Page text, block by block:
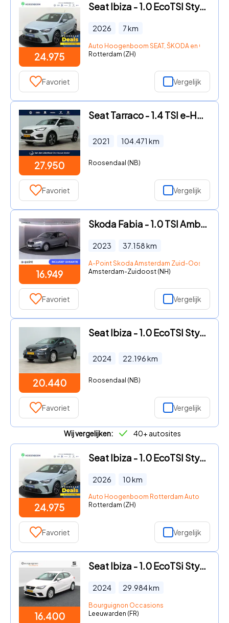
24.975
Seat Ibiza - 1.0 EcoTSI Style Plus
2026 7km
Auto Hoogenboom SEAT, ŠKODA en
Rotterdam (ZH)
Favoriet Vergelijk
27.950
Seat Tarraco - 1.4 TSI e-Hybrid PHEV FR Trekhaak | 360Camera | Keyless | Me
2021 104.471 km
Roosendaal (NB)
Favoriet Vergelijk
16.949
Skoda Fabia - 1.0 TSI Ambition 95 pk | Navigatie via App | Parkeersensoren
2023 37.158km
A-Point Skoda Amsterdam Zuid-Oost
Amsterdam-Zuidoost (NH)
Favoriet Vergelijk
20.440
Seat Ibiza - 1.0 EcoTSI Style Business Connect | LED | Stoelverw. | Andro
2024 22.196km
Roosendaal (NB)
Favoriet Vergelijk
Wij vergelijken: 40+ autosites
24.975
Seat Ibiza - 1.0 EcoTSI Style Plus
2026 10km
Auto Hoogenboom Rotterdam Autostrada
Rotterdam (ZH)
Favoriet Vergelijk
16.400
Seat Ibiza - 1.0 EcoTSi Style | Cruise Control | Airco | Parkeersensoren
2024 29.984km
Bourguignon Occasions
Leeuwarden (FR)